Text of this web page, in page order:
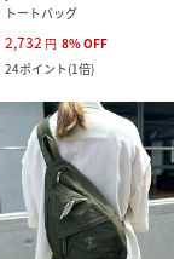
トートバッグ
2,732 円 8%OFF
24ポイント(1倍)